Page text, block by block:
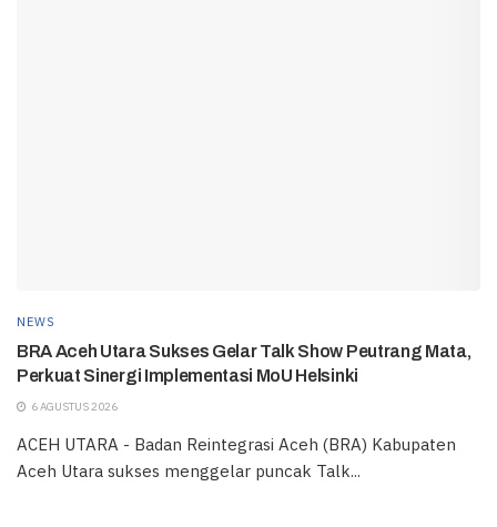
NEWS
BRA Aceh Utara Sukses Gelar Talk Show Peutrang Mata,
Perkuat Sinergi Implementasi MoU Helsinki
6 AGUSTUS 2026
ACEH UTARA - Badan Reintegrasi Aceh (BRA) Kabupaten
Aceh Utara sukses menggelar puncak Talk...